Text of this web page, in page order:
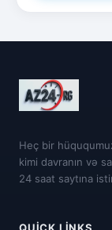
Heç bir
kimi davranın və
24 saat saytına